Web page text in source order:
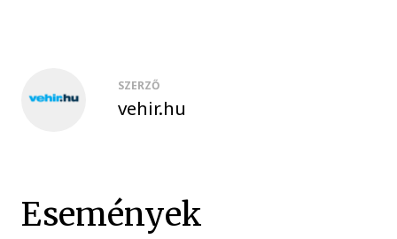
SZERZŐ
vehir.hu
Események